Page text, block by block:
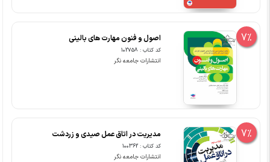
7% اصول و فنون مهارت های بالینی
کد کتاب : 102758
انتشارات جامعه نگر
7% مدیریت در اتاق عمل صیدی و زردشت
کد کتاب : 100362
انتشارات جامعه نگر